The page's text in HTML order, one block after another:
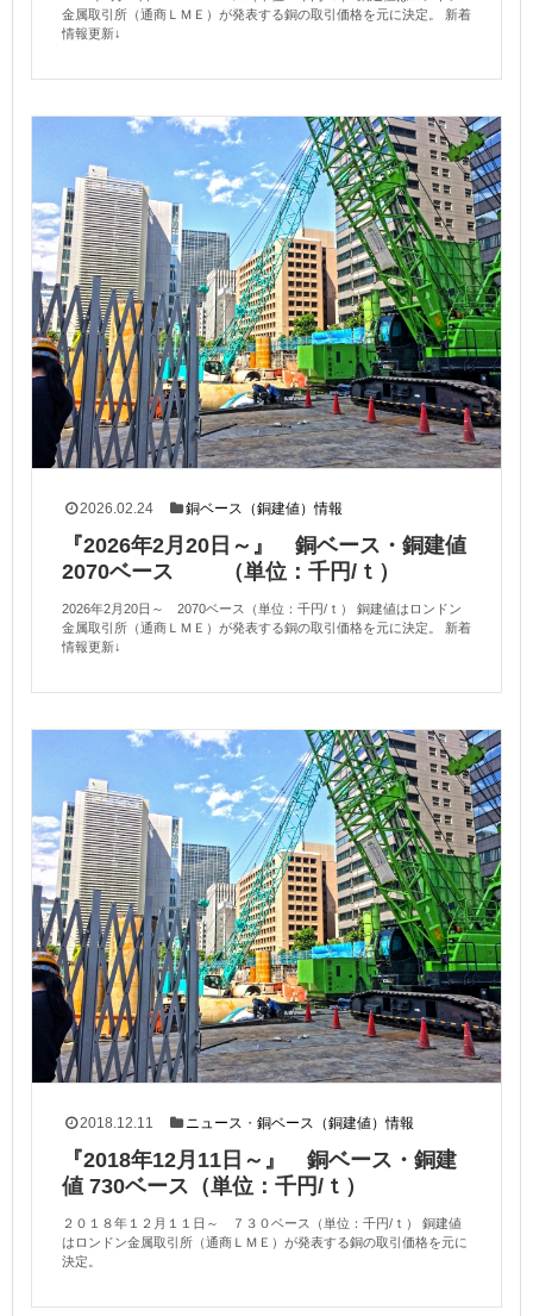
金属取引所（通商ＬＭＥ）が発表する銅の取引価格を元に決定。 新着
情報更新↓
2026.02.24 銅ベース（銅建値）情報
『2026年2月20日～』 銅ベース・銅建値
2070ベース （単位：千円/ｔ）
2026年2月20日～ 2070ベース（単位：千円/ｔ） 銅建値はロンドン
金属取引所（通商ＬＭＥ）が発表する銅の取引価格を元に決定。 新着
情報更新↓
2018.12.11 ニュース ・銅ベース（銅建値）情報
『2018年12月11日～』 銅ベース・銅建
値 730ベース（単位：千円/ｔ）
２０１８年１２月１１日～ ７３０ベース（単位：千円/ｔ） 銅建値
はロンドン金属取引所（通商ＬＭＥ）が発表する銅の取引価格を元に
決定。